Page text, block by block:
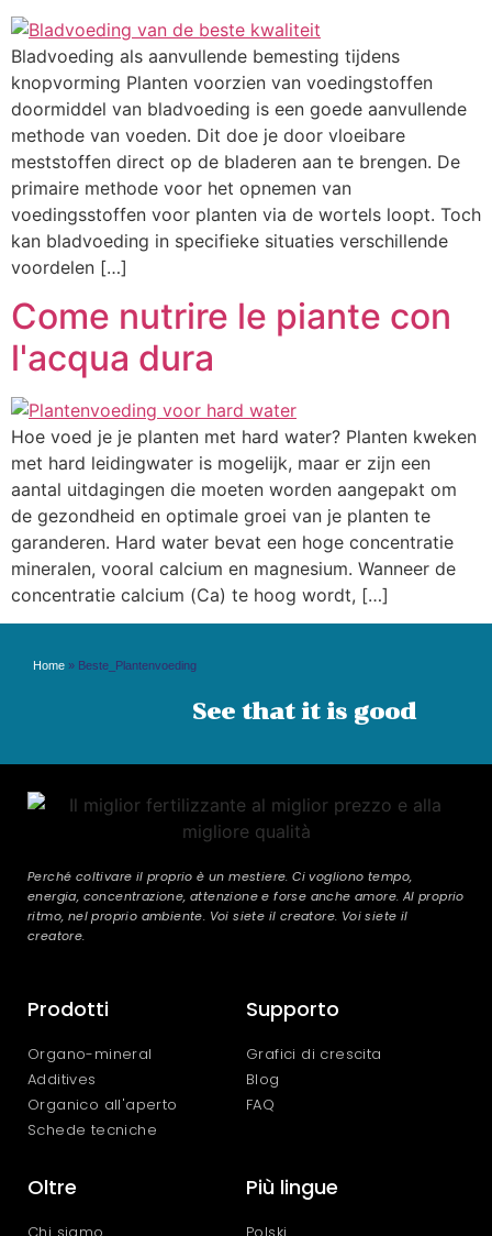
Bladvoeding als aanvullende bemesting tijdens
knopvorming Planten voorzien van voedingstoffen
doormiddel van bladvoeding is een goede aanvullende
methode van voeden. Dit doe je door vloeibare
meststoffen direct op de bladeren aan te brengen. De
primaire methode voor het opnemen van
voedingsstoffen voor planten via de wortels loopt. Toch
kan bladvoeding in specifieke situaties verschillende
voordelen […]
Come nutrire le piante con
l'acqua dura
Hoe voed je je planten met hard water? Planten kweken
met hard leidingwater is mogelijk, maar er zijn een
aantal uitdagingen die moeten worden aangepakt om
de gezondheid en optimale groei van je planten te
garanderen. Hard water bevat een hoge concentratie
mineralen, vooral calcium en magnesium. Wanneer de
concentratie calcium (Ca) te hoog wordt, […]
Home » Beste_Plantenvoeding
See that it is good
Perché coltivare il proprio è un mestiere. Ci vogliono tempo,
energia, concentrazione, attenzione e forse anche amore. Al proprio
ritmo, nel proprio ambiente. Voi siete il creatore. Voi siete il
creatore.
Prodotti
Organo-mineral
Additives
Organico all'aperto
Schede tecniche
Supporto
Grafici di crescita
Blog
FAQ
Oltre
Chi siamo
Più lingue
Polski